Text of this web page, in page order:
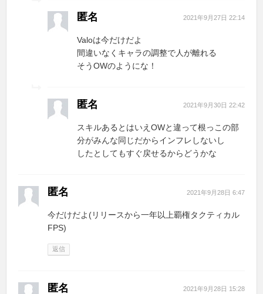
匿名 2021年9月27日 22:14
Valoは今だけだよ
間違いなくキャラの調整で人が離れる
そうOWのようにな！
匿名 2021年9月30日 22:42
スキルあるとはいえOWと違って根っこの部
分がみんな同じだからインフレしないし
したとしてもすぐ戻せるからどうかな
匿名 2021年9月28日 6:47
今だけだよ(リリースから一年以上覇権タクティカル
FPS)
返信
匿名 2021年9月28日 15:28